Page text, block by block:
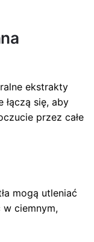
ekstrakty
łączą się, aby
przez całe
mogą utleniać
ciemnym,